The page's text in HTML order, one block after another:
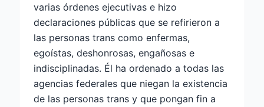
varias órdenes ejecutivas e hizo
declaraciones públicas que se refirieron a
las personas trans como enfermas,
egoístas, deshonrosas, engañosas e
indisciplinadas. Él ha ordenado a todas las
agencias federales que niegan la existencia
de las personas trans y que pongan fin a